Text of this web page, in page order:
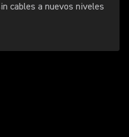
cables a nuevos niveles